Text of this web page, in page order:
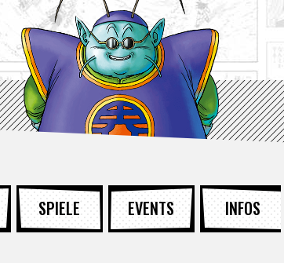
SPIELE EVENTS INFOS